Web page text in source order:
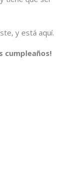
y está aquí.
cumpleaños!